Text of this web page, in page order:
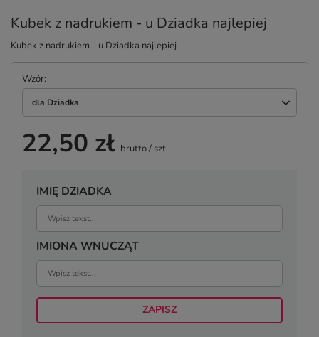
Kubek z nadrukiem - u Dziadka najlepiej
Kubek z nadrukiem - u Dziadka najlepiej
Wzór
dla Dziadka
22,50 zł brutto/ szt.
IMIĘ DZIADKA
IMIONA WNUCZĄT
ZAPISZ